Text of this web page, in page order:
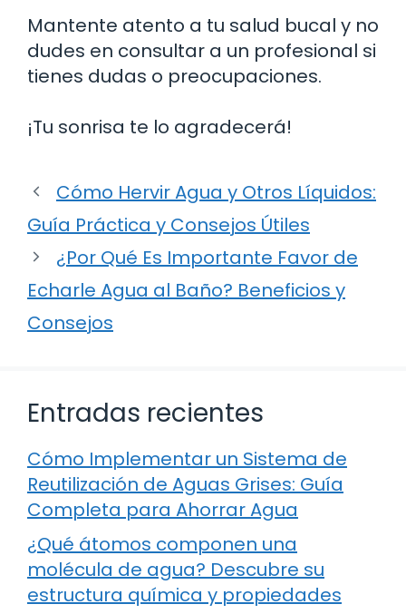
Mantente atento a tu salud bucal y no
dudes en consultar a un profesional si
tienes dudas o preocupaciones.
¡Tu sonrisa te lo agradecerá!
Cómo Hervir Agua y Otros Líquidos:
Guía Práctica y Consejos Útiles
¿Por Qué Es Importante Favor de
Echarle Agua al Baño? Beneficios y
Consejos
Entradas recientes
Cómo Implementar un Sistema de
Reutilización de Aguas Grises: Guía
Completa para Ahorrar Agua
¿Qué átomos componen una
molécula de agua? Descubre su
estructura química y propiedades